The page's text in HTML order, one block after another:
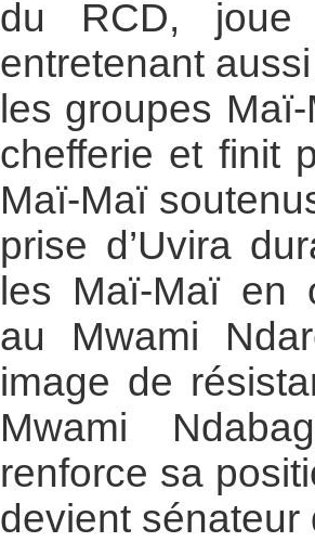
du RCD,
entretenant
les groupes
chefferie et finit
Maï-Maï
prise d’Uvira
les Maï-Maï en
au Mwami
image de
Mwami
renforce sa
devient sénateur